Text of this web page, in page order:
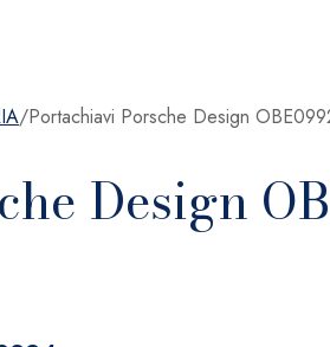
/Portachiavi Porsche Design
Design